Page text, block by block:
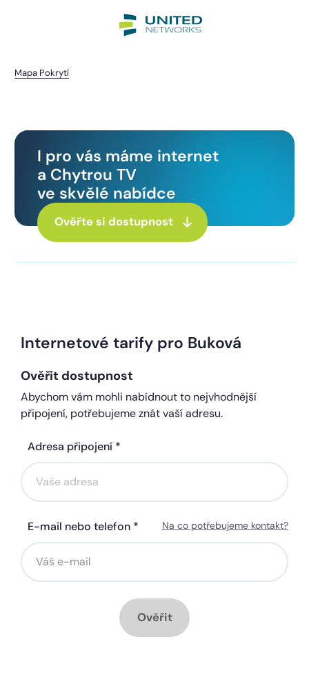
Mapa Pokrytí
I pro vás máme internet
a Chytrou TV
ve skvělé nabídce
Ověřte si dostupnost
Internetové tarify pro Buková
Ověřit dostupnost
Abychom vám mohli nabídnout to nejvhodnější
připojení, potřebujeme znát vaší adresu.
Adresa připojení *
E-mail nebo telefon * Na co potřebujeme kontakt?
Ověřit